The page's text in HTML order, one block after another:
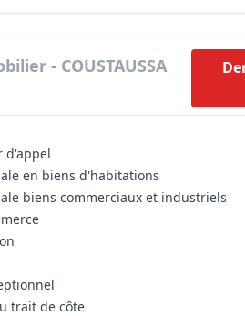
- COUSTAUSSA
d'appel
en biens d'habitations
biens commerciaux et industriels
trait de côte